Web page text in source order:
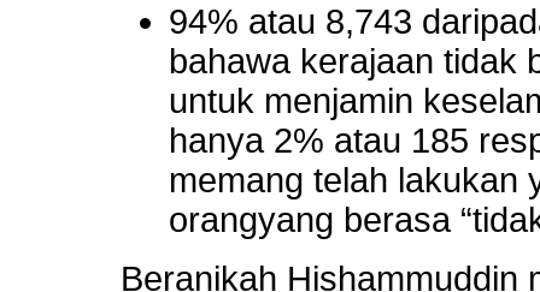
94% atau 8,743
bahawa kerajaan tidak
untuk menjamin
hanya 2% atau 185
memang telah lakukan
orangyang berasa
Beranikah Hishammuddin